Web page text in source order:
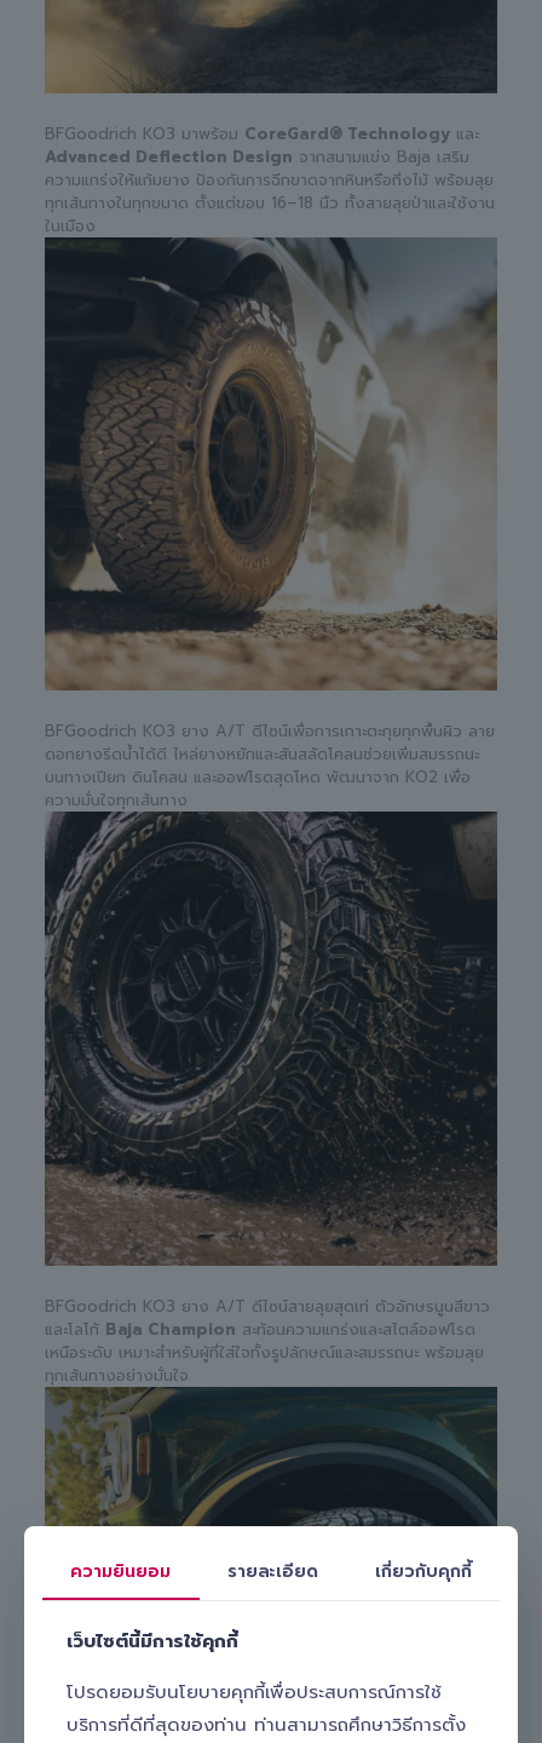
BFGoodrich KO3 มาพร้อม CoreGard® Technologyและ
Advanced Deflection Design จากสนามแข่ง Baja เสริม
ความแกร่งให้แก้มยาง ป้องกันการฉีกขาดจากหินหรือกิ่งไม้ พร้อมลุย
ทุกเส้นทางในทุกขนาด ตั้งแต่ขอบ 16–18 นิ้ว ทั้งสายลุยป่าและใช้งาน
ในเมือง
BFGoodrich KO3 ยาง A/T ดีไซน์เพื่อการเกาะตะกุยทุกพื้นผิว ลาย
ดอกยางรีดน้ำได้ดี ไหล่ยางหยักและสันสลัดโคลนช่วยเพิ่มสมรรถนะ
บนทางเปียก ดินโคลน และออฟโรดสุดโหด พัฒนาจาก KO2 เพื่อ
ความมั่นใจทุกเส้นทาง
BFGoodrich KO3 ยาง A/T ดีไซน์สายลุยสุดเท่ ตัวอักษรนูนสีขาว
และโลโก้ Baja Champion สะท้อนความแกร่งและสไตล์ออฟโรด
เหนือระดับ เหมาะสำหรับผู้ที่ใส่ใจทั้งรูปลักษณ์และสมรรถนะ พร้อมลุย
ทุกเส้นทางอย่างมั่นใจ
ความยินยอม รายละเอียด เกี่ยวกับคุกกี้
เว็บไซต์นี้มีการใช้คุกกี้
โปรดยอมรับนโยบายคุกกี้เพื่อประสบการณ์การใช้
บริการที่ดีที่สุดของท่าน ท่านสามารถศึกษาวิธีการตั้ง